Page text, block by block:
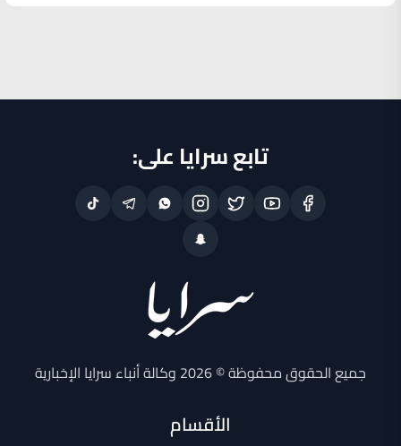
تابع سرايا على:
جميع الحقوق محفوظة © 2026 وكالة أنباء سرايا الإخبارية
الأقسام